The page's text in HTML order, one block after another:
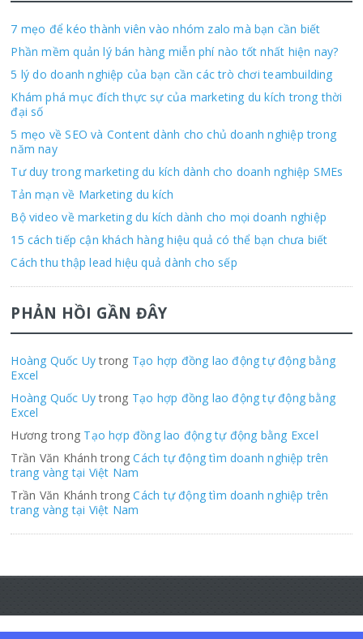
7 mẹo để kéo thành viên vào nhóm zalo mà bạn cần biết
Phần mềm quản lý bán hàng miễn phí nào tốt nhất hiện nay?
5 lý do doanh nghiệp của bạn cần các trò chơi teambuilding
Khám phá mục đích thực sự của marketing du kích trong thời
đại số
5 mẹo về SEO và Content dành cho chủ doanh nghiệp trong
năm nay
Tư duy trong marketing du kích dành cho doanh nghiệp SMEs
Tản mạn về Marketing du kích
Bộ video về marketing du kích dành cho mọi doanh nghiệp
15 cách tiếp cận khách hàng hiệu quả có thể bạn chưa biết
Cách thu thập lead hiệu quả dành cho sếp
PHẢN HỒI GẦN ĐÂY
Hoàng Quốc Uytrong Tạo hợp đồng lao động tự động bằng
Excel
Hoàng Quốc Uytrong Tạo hợp đồng lao động tự động bằng
Excel
Hương trong Tạo hợp đồng lao động tự động bằng Excel
Trần Văn Khánh trongCách tự động tìm doanh nghiệp trên
trang vàng tại Việt Nam
Trần Văn Khánh trongCách tự động tìm doanh nghiệp trên
trang vàng tại Việt Nam